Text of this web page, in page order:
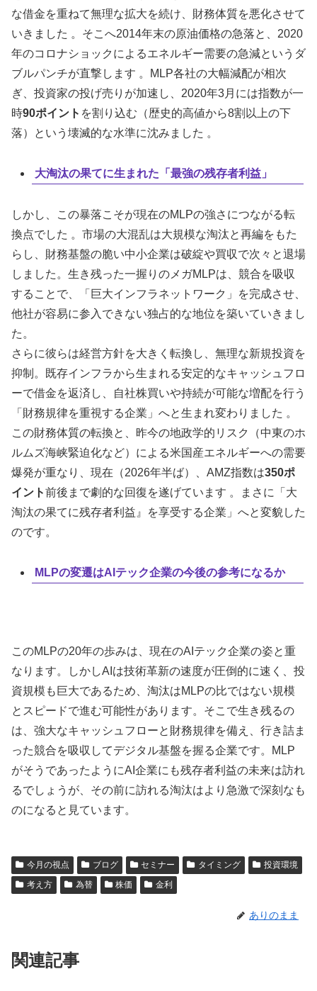
な借金を重ねて無理な拡大を続け、財務体質を悪化させて
いきました 。そこへ2014年末の原油価格の急落と、2020
年のコロナショックによるエネルギー需要の急減というダ
ブルパンチが直撃します 。MLP各社の大幅減配が相次
ぎ、投資家の投げ売りが加速し、2020年3月には指数が一
時90ポイント を割り込む（歴史的高値から8割以上の下
落）という壊滅的な水準に沈みました 。
大淘汰の果てに生まれた「最強の残存者利益」
しかし、この暴落こそが現在のMLPの強さにつながる転
換点でした 。市場の大混乱は大規模な淘汰と再編をもた
らし、財務基盤の脆い中小企業は破綻や買収で次々と退場
しました。生き残った一握りのメガMLPは、競合を吸収
することで、「巨大インフラネットワーク」を完成させ、
他社が容易に参入できない独占的な地位を築いていきまし
た。
さらに彼らは経営方針を大きく転換し、無理な新規投資を
抑制。既存インフラから生まれる安定的なキャッシュフロ
ーで借金を返済し、自社株買いや持続が可能な増配を行う
「財務規律を重視する企業」へと生まれ変わりました 。
この財務体質の転換と、昨今の地政学的リスク（中東のホ
ルムズ海峡緊迫化など）による米国産エネルギーへの需要
爆発が重なり、現在（2026年半ば）、AMZ指数は350ポ
イント前後まで劇的な回復を遂げています 。まさに「大
淘汰の果てに残存者利益』を享受する企業」へと変貌した
のです。
MLPの変遷はAIテック企業の今後の参考になるか
このMLPの20年の歩みは、現在のAIテック企業の姿と重
なります。しかしAIは技術革新の速度が圧倒的に速く、投
資規模も巨大であるため、淘汰はMLPの比ではない規模
とスピードで進む可能性があります。そこで生き残るの
は、強大なキャッシュフローと財務規律を備え、行き詰ま
った競合を吸収してデジタル基盤を握る企業です。MLP
がそうであったようにAI企業にも残存者利益の未来は訪れ
るでしょうが、その前に訪れる淘汰はより急激で深刻なも
のになると見ています。
今月の視点 ブログ セミナー タイミング
投資環境
考え方
為替 株価 金利
ありのまま
関連記事